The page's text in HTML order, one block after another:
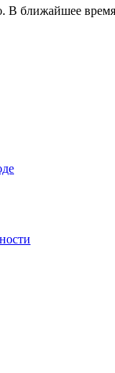
В ближайшее